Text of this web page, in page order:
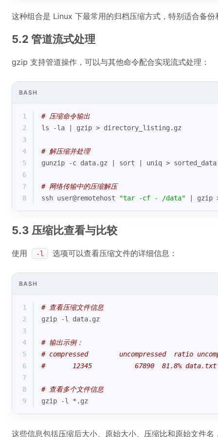
这种组合是 Linux 下最常用的归档压缩方式，特别适合备份
5.2 管道流式处理
gzip 支持管道操作，可以与其他命令配合实现流式处理：
BASH
1
# 压缩命令输出
2
ls -la | gzip > directory_listing.gz
3
4
# 解压缩并处理
5
gunzip -c data.gz | sort | uniq >
6
7
# 网络传输中的压缩解压
8
ssh user@remotehost "tar -cf - /data" | gzip
5.3 压缩比查看与比较
使用 -l 选项可以查看压缩文件的详细信息：
BASH
1
# 查看压缩文件信息
2
gzip -l data.gz
3
4
# 输出示例：
5
# compressed        uncompressed  ratio
6
#       12345           67890  81.8% data.txt
7
8
# 查看多个文件信息
9
gzip -l *.gz
这些信息包括压缩后大小、原始大小、压缩比和原始文件名